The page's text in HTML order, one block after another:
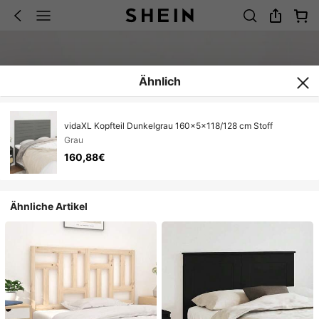
Ähnlich
vidaXL Kopfteil Dunkelgrau 160x5x118/128 cm Stoff
Grau
160,88€
Ähnliche Artikel